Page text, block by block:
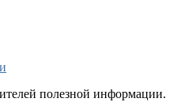
полезной информации.